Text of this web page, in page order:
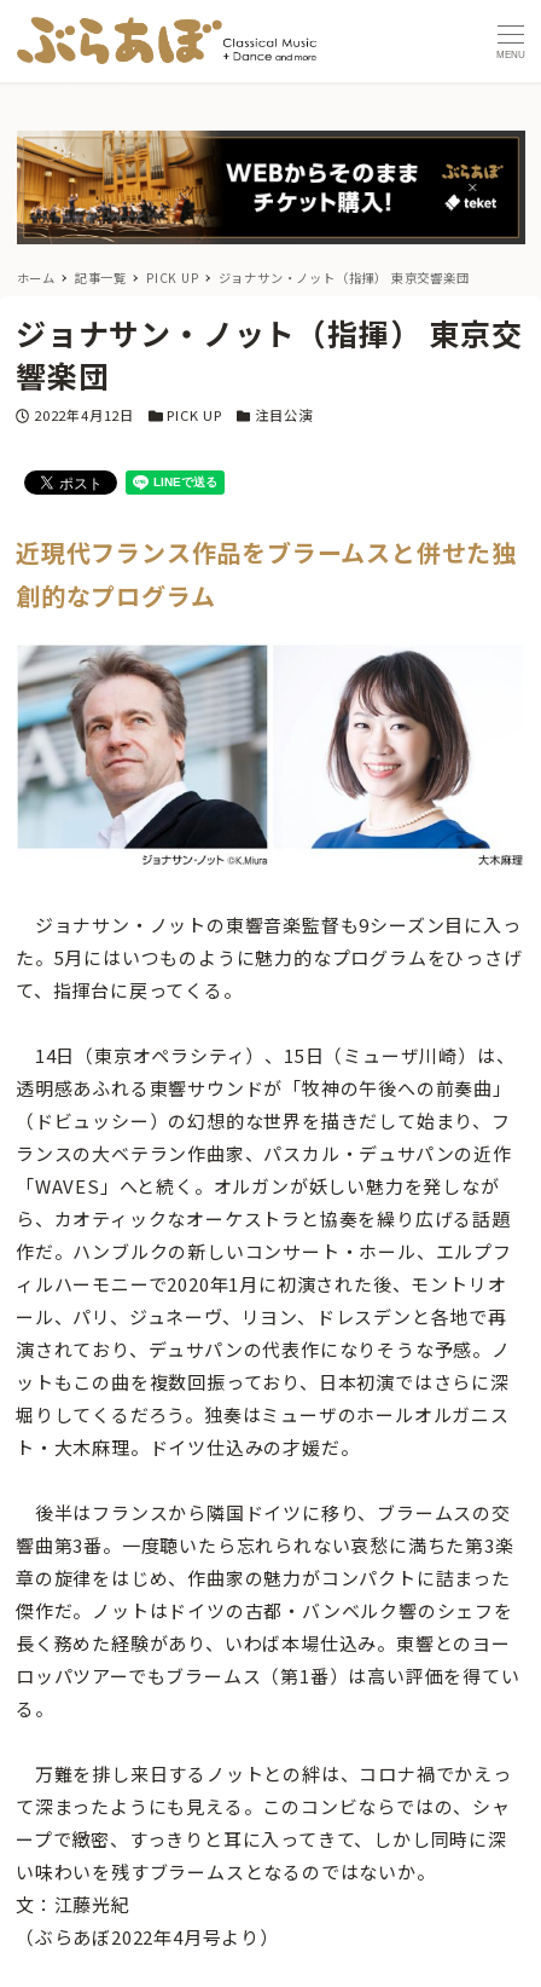
MENU
ホーム 記事一覧 PICK UP ジョナサン・ノット（指揮） 東京交響楽団
ジョナサン・ノット（指揮） 東京交
響楽団
投稿日
2022年4月12日 カテゴリー
PICK UP カテゴリー
注目公演
近現代フランス作品をブラームスと併せた独
創的なプログラム
ジョナサン・ノットの東響音楽監督も9シーズン目に入っ
た。5月にはいつものように魅力的なプログラムをひっさげ
て、指揮台に戻ってくる。
14日（東京オペラシティ）、15日（ミューザ川崎）は、
透明感あふれる東響サウンドが「牧神の午後への前奏曲」
（ドビュッシー）の幻想的な世界を描きだして始まり、フ
ランスの大ベテラン作曲家、パスカル・デュサパンの近作
「WAVES」へと続く。オルガンが妖しい魅力を発しなが
ら、カオティックなオーケストラと協奏を繰り広げる話題
作だ。ハンブルクの新しいコンサート・ホール、エルプフ
ィルハーモニーで2020年1月に初演された後、モントリオ
ール、パリ、ジュネーヴ、リヨン、ドレスデンと各地で再
演されており、デュサパンの代表作になりそうな予感。ノ
ットもこの曲を複数回振っており、日本初演ではさらに深
堀りしてくるだろう。独奏はミューザのホールオルガニス
ト・大木麻理。ドイツ仕込みの才媛だ。
後半はフランスから隣国ドイツに移り、ブラームスの交
響曲第3番。一度聴いたら忘れられない哀愁に満ちた第3楽
章の旋律をはじめ、作曲家の魅力がコンパクトに詰まった
傑作だ。ノットはドイツの古都・バンベルク響のシェフを
長く務めた経験があり、いわば本場仕込み。東響とのヨー
ロッパツアーでもブラームス（第1番）は高い評価を得てい
る。
万難を排し来日するノットとの絆は、コロナ禍でかえっ
て深まったようにも見える。このコンビならではの、シャ
ープで緻密、すっきりと耳に入ってきて、しかし同時に深
い味わいを残すブラームスとなるのではないか。
文：江藤光紀
（ぶらあぼ2022年4月号より）